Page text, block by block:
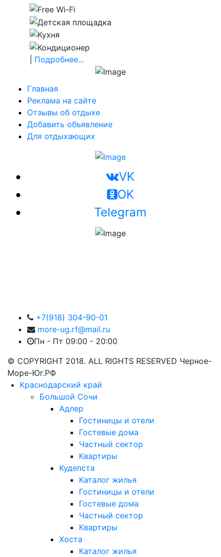
Подробнее...
Главная
Реклама на сайте
Отзывы об отдыхе
Добавить объявление
Для отдыхающих
VK
OK
Telegram
+7(918) 304-90-01
more-ug.rf@mail.ru
Пн - Пт 09:00 - 20:00
© COPYRIGHT 2018. ALL RIGHTS RESERVED Черное-
Море-Юг.РФ
Краснодарский край
Большой Сочи
Адлер
Гостиницы и отели
Гостевые дома
Частный сектор
Квартиры
Кудепста
Каталог жилья
Гостиницы и отели
Гостевые дома
Частный сектор
Квартиры
Хоста
Каталог жилья